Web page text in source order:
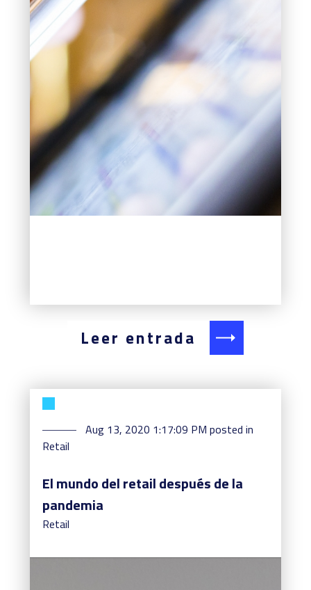
Leer entrada
Aug 13, 2020 1:17:09 PMposted in
Retail
El mundo del retail después de la
pandemia
Retail